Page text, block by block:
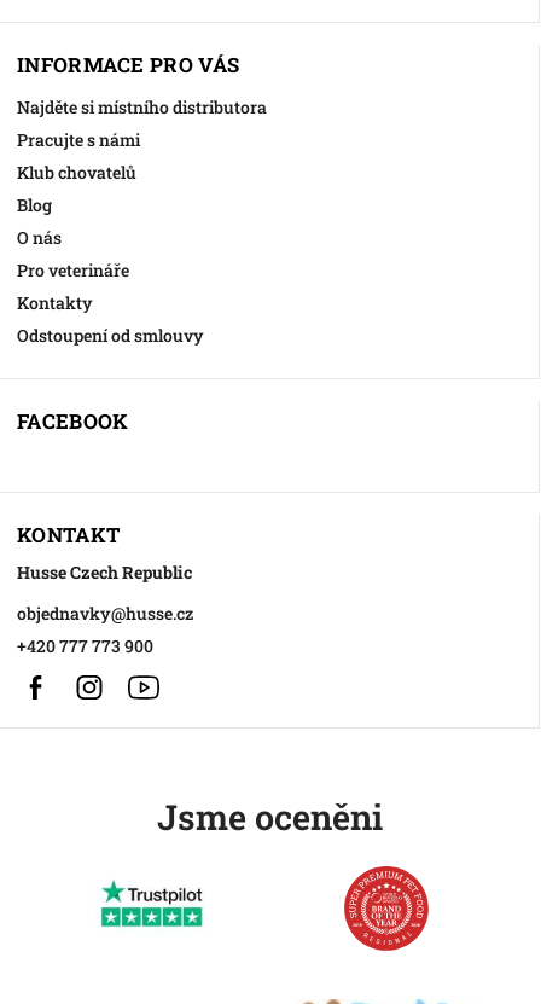
INFORMACE PRO VÁS
Najděte si místního distributora
Pracujte s námi
Klub chovatelů
Blog
O nás
Pro veterináře
Kontakty
Odstoupení od smlouvy
FACEBOOK
KONTAKT
Husse Czech Republic
objednavky@husse.cz
+420 777 773 900
FacebookInstagram
Jsme oceněni